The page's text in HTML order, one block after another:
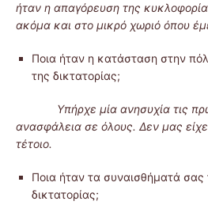
ήταν η απαγόρευση της
ακόμα και στο μικρό χωριό όπου
Ποια ήταν η κατάσταση στην
της δικτατορίας;
Υπήρχε μία ανησυχία τις
ανασφάλεια σε όλους. Δεν μας
τέτοιο.
Ποια ήταν τα συναισθήματά σας
δικτατορίας;